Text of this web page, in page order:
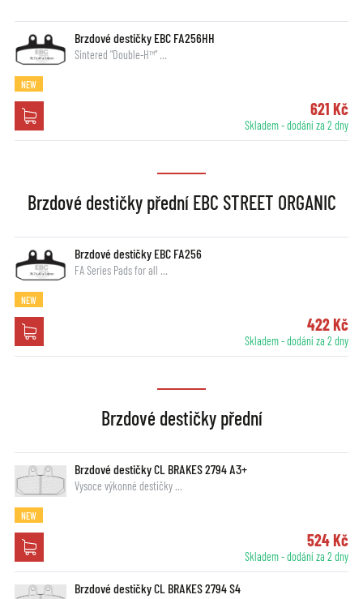
Brzdové destičky EBC FA256HH
Sintered "Double-H™" …
NEW
621 Kč
Skladem - dodání za 2 dny
Brzdové destičky přední EBC STREET ORGANIC
Brzdové destičky EBC FA256
FA Series Pads for all …
NEW
422 Kč
Skladem - dodání za 2 dny
Brzdové destičky přední
Brzdové destičky CL BRAKES 2794 A3+
Vysoce výkonné destičky …
NEW
524 Kč
Skladem - dodání za 2 dny
Brzdové destičky CL BRAKES 2794 S4